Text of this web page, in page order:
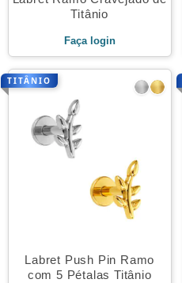
Titânio
Faça login
TITÂNIO
Labret Push Pin Ramo
com 5 Pétalas Titânio